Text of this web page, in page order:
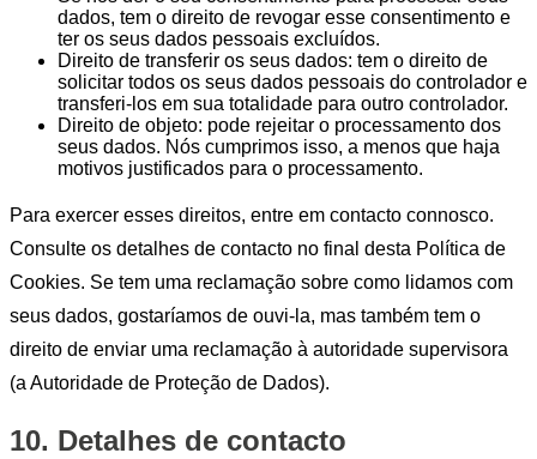
dados, tem o direito de revogar esse consentimento e
ter os seus dados pessoais excluídos.
Direito de transferir os seus dados: tem o direito de
solicitar todos os seus dados pessoais do controlador e
transferi-los em sua totalidade para outro controlador.
Direito de objeto: pode rejeitar o processamento dos
seus dados. Nós cumprimos isso, a menos que haja
motivos justificados para o processamento.
Para exercer esses direitos, entre em contacto connosco.
Consulte os detalhes de contacto no final desta Política de
Cookies. Se tem uma reclamação sobre como lidamos com
seus dados, gostaríamos de ouvi-la, mas também tem o
direito de enviar uma reclamação à autoridade supervisora
(a Autoridade de Proteção de Dados).
10. Detalhes de contacto